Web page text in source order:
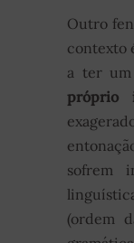
Outro
contexto
a ter
próprio
sofrem
(ordem